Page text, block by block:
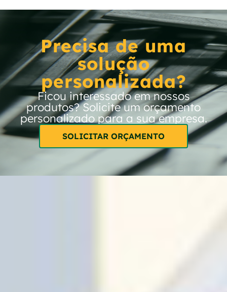
Precisa de uma
solução
personalizada?
Ficou interessado em nossos
produtos? Solicite um orçamento
personalizado para a sua empresa.
SOLICITAR ORÇAMENTO